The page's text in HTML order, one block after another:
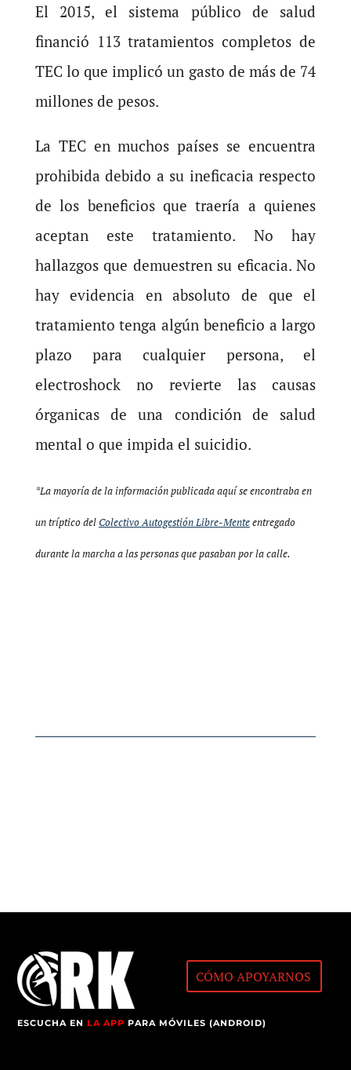
El 2015, el sistema público de salud
financió 113 tratamientos completos de
TEC lo que implicó un gasto de más de 74
millones de pesos.
La TEC en muchos países se encuentra
prohibida debido a su ineficacia respecto
de los beneficios que traería a quienes
aceptan este tratamiento. No hay
hallazgos que demuestren su eficacia. No
hay evidencia en absoluto de que el
tratamiento tenga algún beneficio a largo
plazo para cualquier persona, el
electroshock no revierte las causas
órganicas de una condición de salud
mental o que impida el suicidio.
*La mayoría de la información publicada aquí se encontraba en
un tríptico delColectivo Autogestión Libre-Menteentregado
durante la marcha a las personas que pasaban por la calle.
CÓMO APOYARNOS
ESCUCHA ENLA APP PARA MÓVILES (ANDROID)